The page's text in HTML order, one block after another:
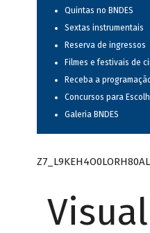
Quintas no BNDES
Sextas instrumentais
Reserva de ingressos
Filmes e festivais de
Receba a
Concursos para
Galeria BNDES